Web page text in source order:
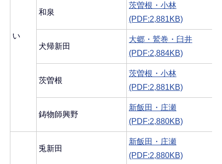
い
和泉
茨曽根・小林
(PDF:2,881KB)
犬帰新田
大郷・鷲巻・臼井
(PDF:2,884KB)
茨曽根
茨曽根・小林
(PDF:2,881KB)
鋳物師興野
新飯田・庄瀬
(PDF:2,880KB)
兎新田
新飯田・庄瀬
(PDF:2,880KB)